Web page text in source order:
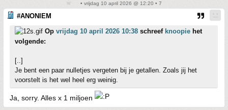
• vrijdag 10 april 2026 @ 12:20 • 7
#ANONIEM
Op vrijdag 10 april 2026 10:38 schreef knoopie het
volgende:
[..]
Je bent een paar nulletjes vergeten bij je getallen. Zoals jij het
voorstelt is het wel heel erg weinig.
Ja, sorry. Alles x 1 miljoen